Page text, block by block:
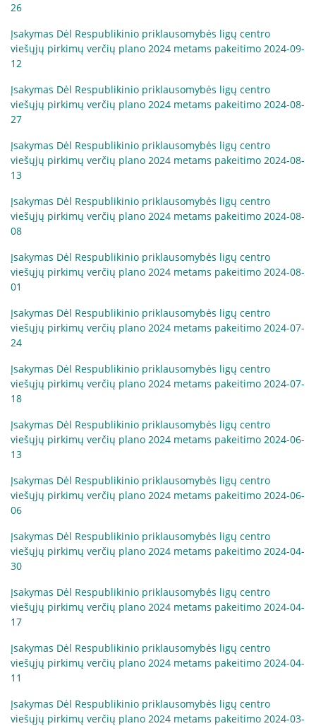
Apklausos
Pacientų lūkesčių ir pasitenkinimo analizė
teikiamomis paslaugomis
Pranešėjų apsauga
Konsultavimasis su visuomene
Struktūra ir kontaktinė informacija
Karjera
Karjera
Savanorių anketa
DUK
Leidiniai
26
Įsakymas Dėl Respublikinio priklausomybės ligų centro
viešųjų pirkimų verčių plano 2024 metams pakeitimo 2024-09-
12
Įsakymas Dėl Respublikinio priklausomybės ligų centro
viešųjų pirkimų verčių plano 2024 metams pakeitimo 2024-08-
27
Įsakymas Dėl Respublikinio priklausomybės ligų centro
viešųjų pirkimų verčių plano 2024 metams pakeitimo 2024-08-
13
Įsakymas Dėl Respublikinio priklausomybės ligų centro
viešųjų pirkimų verčių plano 2024 metams pakeitimo 2024-08-
08
Įsakymas Dėl Respublikinio priklausomybės ligų centro
viešųjų pirkimų verčių plano 2024 metams pakeitimo 2024-08-
01
Įsakymas Dėl Respublikinio priklausomybės ligų centro
viešųjų pirkimų verčių plano 2024 metams pakeitimo 2024-07-
24
Įsakymas Dėl Respublikinio priklausomybės ligų centro
viešųjų pirkimų verčių plano 2024 metams pakeitimo 2024-07-
18
Įsakymas Dėl Respublikinio priklausomybės ligų centro
viešųjų pirkimų verčių plano 2024 metams pakeitimo 2024-06-
13
Įsakymas Dėl Respublikinio priklausomybės ligų centro
viešųjų pirkimų verčių plano 2024 metams pakeitimo 2024-06-
06
Įsakymas Dėl Respublikinio priklausomybės ligų centro
viešųjų pirkimų verčių plano 2024 metams pakeitimo 2024-04-
30
Įsakymas Dėl Respublikinio priklausomybės ligų centro
viešųjų pirkimų verčių plano 2024 metams pakeitimo 2024-04-
17
Įsakymas Dėl Respublikinio priklausomybės ligų centro
viešųjų pirkimų verčių plano 2024 metams pakeitimo 2024-04-
11
Įsakymas Dėl Respublikinio priklausomybės ligų centro
viešųjų pirkimų verčių plano 2024 metams pakeitimo 2024-03-